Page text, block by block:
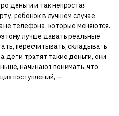
деньги и так непростая
ребенок в лучшем случае
телефона, которые меняются.
лучше давать реальные
пересчитывать, складывать
дети тратят такие деньги, они
начинают понимать, что
поступлений, —